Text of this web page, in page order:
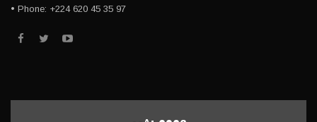
• Phone: +224 620 45 35 97